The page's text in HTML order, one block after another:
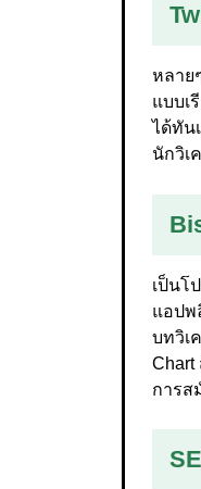
หลาย
แบบเ
ได้ทัน
นักวิเ
เป็นโ
แอปพ
บทวิเ
การส